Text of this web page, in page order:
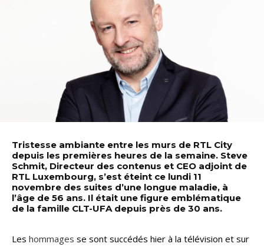
Tristesse ambiante entre les murs de RTL City
depuis les premières heures de la semaine. Steve
Schmit, Directeur des contenus et CEO adjoint de
RTL Luxembourg, s’est éteint ce lundi 11
novembre des suites d’une longue maladie, à
l’âge de 56 ans. Il était une figure emblématique
de la famille CLT-UFA depuis près de 30 ans.
Les hommages se sont succédés hier à la télévision et sur